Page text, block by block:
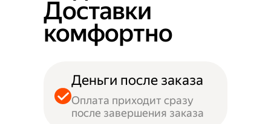
Доставки
комфортно
Деньги после заказа
Оплата приходит сразу
после завершения заказа